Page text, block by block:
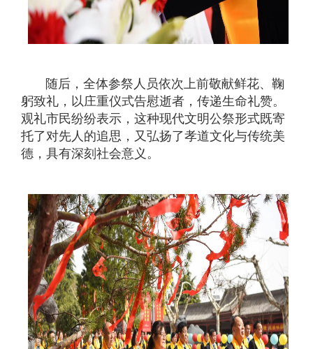
随后，全体参祭人员依次上前敬献鲜花、鞠
躬致礼，以庄重仪式告慰逝者，传递生命礼赞。
观礼市民纷纷表示，这种现代文明公祭形式既寄
托了对先人的追思，又弘扬了孝道文化与传统美
德，具有深刻社会意义。